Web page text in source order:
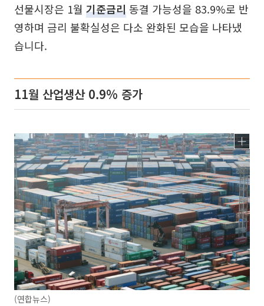
선물시장은 1월 기준금리 동결 가능성을 83.9%로 반
영하며 금리 불확실성은 다소 완화된 모습을 나타냈
습니다.
11월 산업생산 0.9% 증가
(연합뉴스)